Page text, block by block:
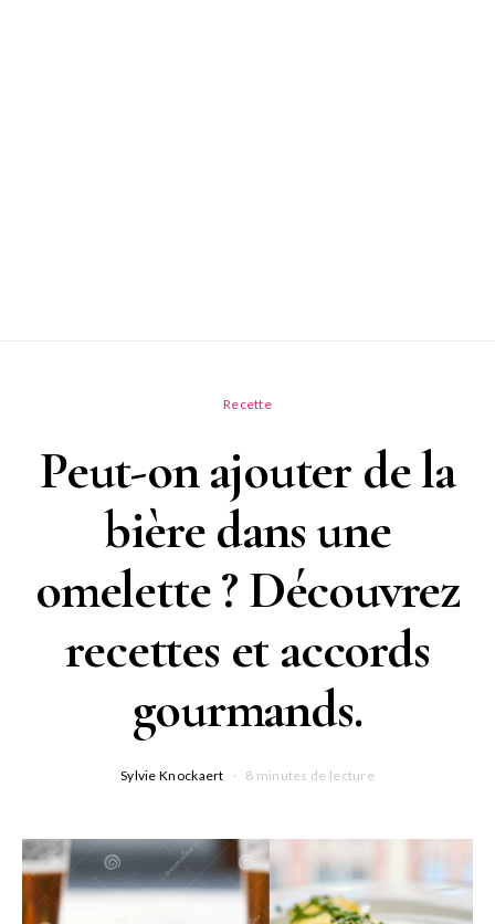
Recette
Peut-on ajouter de la
bière dans une
omelette ? Découvrez
recettes et accords
gourmands.
Sylvie Knockaert 8 minutes de lecture